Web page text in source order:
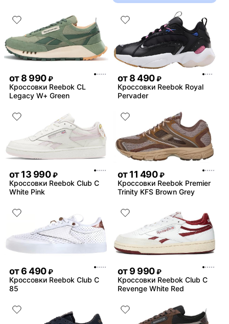
от8 990 ₽
Кроссовки Reebok CL
Legacy W+ Green
от8 490 ₽
Кроссовки Reebok Royal
Pervader
от13 990 ₽
Кроссовки Reebok Club C
White Pink
от11 490 ₽
Кроссовки Reebok Premier
Trinity KFS Brown Grey
от6 490 ₽
Кроссовки Reebok Club C
85
от9 990 ₽
Кроссовки Reebok Club C
Revenge White Red